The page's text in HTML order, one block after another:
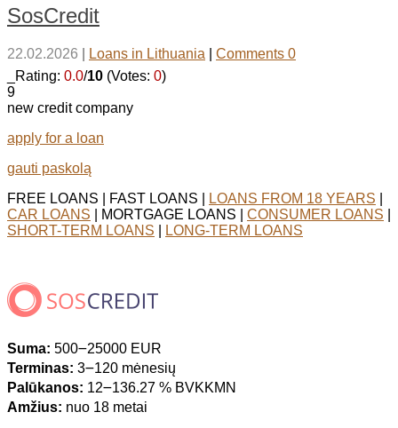
SosCredit
22.02.2026 Loans in Lithuania
Comments 0
_Rating: 0.0/10 (Votes: 0)
9
new credit company
apply for a loan
gauti paskolą
FREE LOANS | FAST LOANS |
LOANS FROM 18 YEARS
CAR LOANS | MORTGAGE LOANS | CONSUMER LOANS
SHORT-TERM LOANS
LONG-TERM LOANS
Suma: 500౼25000 EUR
Terminas: 3౼120 mėnesių
Palūkanos: 12౼136.27 % BVKKMN
Amžius: nuo 18 metai